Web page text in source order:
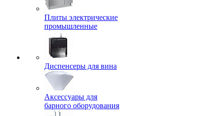
Плиты электрические
промышленные
Диспенсеры для вина
Аксессуары для
барного оборудования